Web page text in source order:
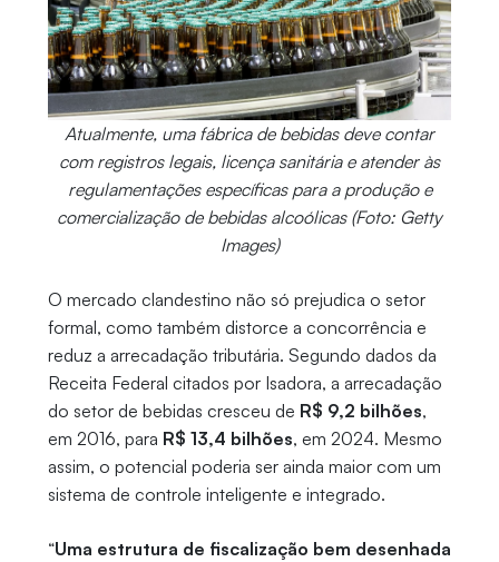
Atualmente, uma fábrica de bebidas deve contar
com registros legais, licença sanitária e atender às
regulamentações específicas para a produção e
comercialização de bebidas alcoólicas (Foto: Getty
Images)
O mercado clandestino não só prejudica o setor
formal, como também distorce a concorrência e
reduz a arrecadação tributária. Segundo dados da
Receita Federal citados por Isadora, a arrecadação
do setor de bebidas cresceu de R$ 9,2 bilhões,
em 2016, para R$ 13,4 bilhões, em 2024. Mesmo
assim, o potencial poderia ser ainda maior com um
sistema de controle inteligente e integrado.
“Uma estrutura de fiscalização bem desenhada